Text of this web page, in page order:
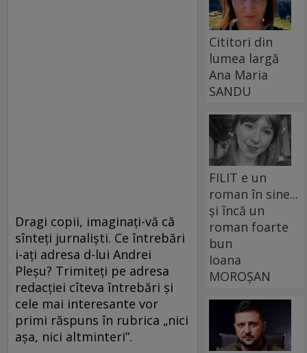
Dragi copii, imaginaţi-vă că
sînteţi jurnalişti. Ce întrebări
i-aţi adresa d-lui Andrei
Pleşu? Trimiteţi pe adresa
redacţiei cîteva întrebări şi
cele mai interesante vor
primi răspuns în rubrica „nici
aşa, nici altminteri”.
Cititori din
lumea largă
Ana Maria
SANDU
FILIT e un
roman în sine...
și încă un
roman foarte
bun
Ioana
MOROȘAN